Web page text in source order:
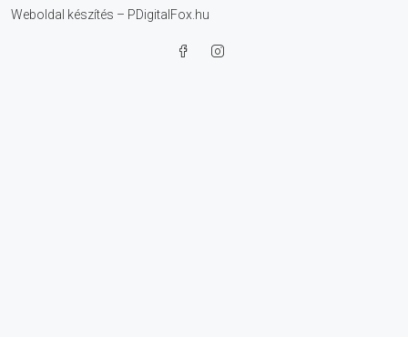
Weboldal készítés – PDigitalFox.hu